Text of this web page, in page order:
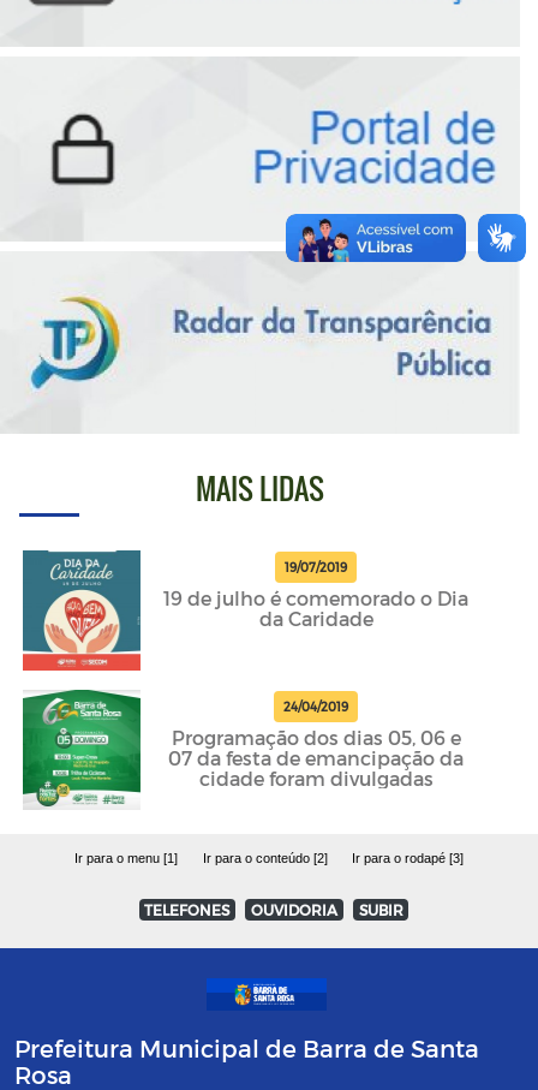
MAIS LIDAS
19/07/2019
19 de julho é comemorado o Dia
da Caridade
24/04/2019
Programação dos dias 05, 06 e
07 da festa de emancipação da
cidade foram divulgadas
Ir para o menu [1] Ir para o conteúdo [2] Ir para o rodapé [3]
TELEFONES OUVIDORIA SUBIR
Prefeitura Municipal de Barra de Santa
Rosa